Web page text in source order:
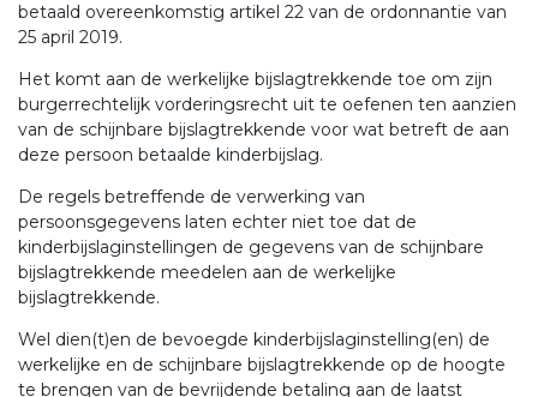
betaald overeenkomstig artikel 22 van de ordonnantie van
25 april 2019.
Het komt aan de werkelijke bijslagtrekkende toe om zijn
burgerrechtelijk vorderingsrecht uit te oefenen ten aanzien
van de schijnbare bijslagtrekkende voor wat betreft de aan
deze persoon betaalde kinderbijslag.
De regels betreffende de verwerking van
persoonsgegevens laten echter niet toe dat de
kinderbijslaginstellingen de gegevens van de schijnbare
bijslagtrekkende meedelen aan de werkelijke
bijslagtrekkende.
Wel dien(t)en de bevoegde kinderbijslaginstelling(en) de
werkelijke en de schijnbare bijslagtrekkende op de hoogte
te brengen van de bevrijdende betaling aan de laatst